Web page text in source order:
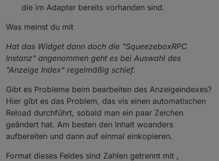
die im Adapter bereits vorhanden sind.
Was meinst du mit
Hat das Widget dann doch die "SqueezeboxRPC
Instanz" angenommen geht es bei Auswahl des
"Anzeige Index" regelmäßig schief.
Gibt es Probleme beim bearbeiten des Anzeigeindexes?
Hier gibt es das Problem, das vis einen automatischen
Reload durchführt, sobald man ein paar Zeichen
geändert hat. Am besten den Inhalt woanders
aufbereiten und dann auf einmal einkopieren.
Format dieses Feldes sind Zahlen getrennt mit ,